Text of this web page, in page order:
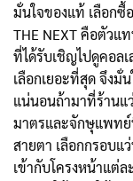
มั่นใจของแท้ เลือกซื้
THE NEXT คือตัวแ
ที่ได้รับเชิญไปดูคอล
เลือกเยอะที่สุด จึงมั่
แน่นอนถ้ามาที่ร้านแ
มาตรและจักษุแพท
สายตา เลือกกรอบแ
เข้ากับโครงหน้าแต่